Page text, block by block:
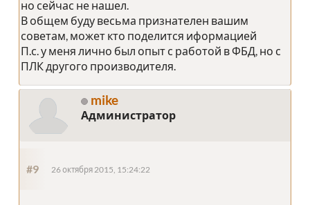
но сейчас не нашел.
В общем буду весьма признателен вашим
советам, может кто поделится иформацией
П.с. у меня лично был опыт с работой в ФБД, но с
ПЛК другого производителя.
mike
Администратор
#9 26 октября 2015, 15:24:22